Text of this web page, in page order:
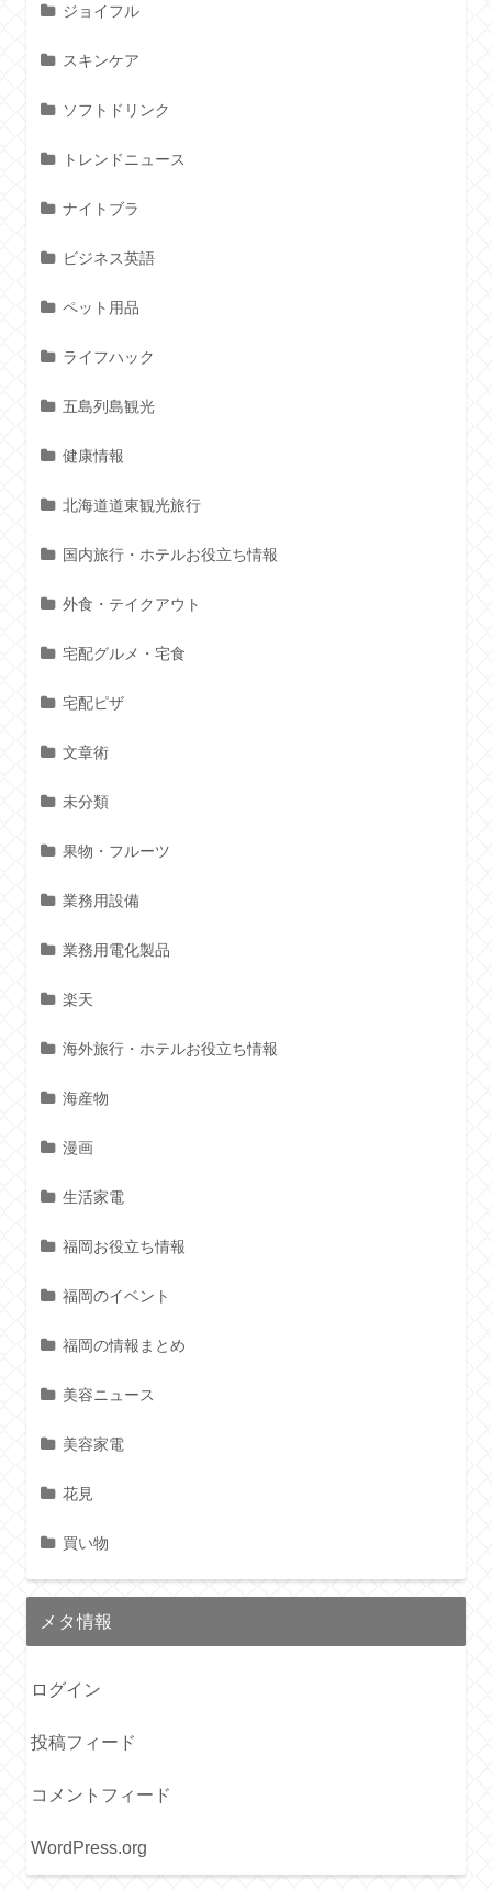
ジョイフル
スキンケア
ソフトドリンク
トレンドニュース
ナイトブラ
ビジネス英語
ペット用品
ライフハック
五島列島観光
健康情報
北海道道東観光旅行
国内旅行・ホテルお役立ち情報
外食・テイクアウト
宅配グルメ・宅食
宅配ピザ
文章術
未分類
果物・フルーツ
業務用設備
業務用電化製品
楽天
海外旅行・ホテルお役立ち情報
海産物
漫画
生活家電
福岡お役立ち情報
福岡のイベント
福岡の情報まとめ
美容ニュース
美容家電
花見
買い物
メタ情報
ログイン
投稿フィード
コメントフィード
WordPress.org